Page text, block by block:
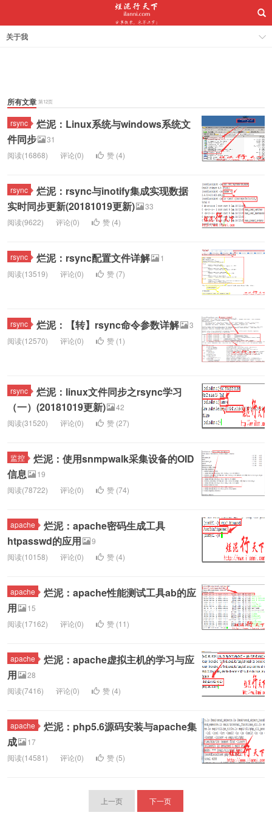
关于我
所有文章 第12页
rsync
烂泥：Linux系统与windows系统文
件同步
31
阅读(16868)
评论(0) 赞 (4)
rsync
烂泥：rsync与inotify集成实现数据
实时同步更新(20181019更新)
33
阅读(9622)
评论(0) 赞 (4)
rsync 烂泥：rsync配置文件详解
1
阅读(13519)
评论(0) 赞 (7)
rsync 烂泥：【转】rsync命令参数详解
3
阅读(12570)
评论(0) 赞 (1)
rsync
烂泥：linux文件同步之rsync学习
（一）(20181019更新)
42
阅读(31520)
评论(0) 赞 (27)
监控
烂泥：使用snmpwalk采集设备的OID
信息
19
阅读(78722)
评论(0) 赞 (74)
apache
烂泥：apache密码生成工具
htpasswd的应用
9
阅读(10158)
评论(0) 赞 (4)
apache
烂泥：apache性能测试工具ab的应
用
15
阅读(17162)
评论(0) 赞 (11)
apache
烂泥：apache虚拟主机的学习与应
用
28
阅读(7416)
评论(0) 赞 (4)
apache
烂泥：php5.6源码安装与apache集
成
17
阅读(14581)
评论(0) 赞 (5)
上一页 下一页